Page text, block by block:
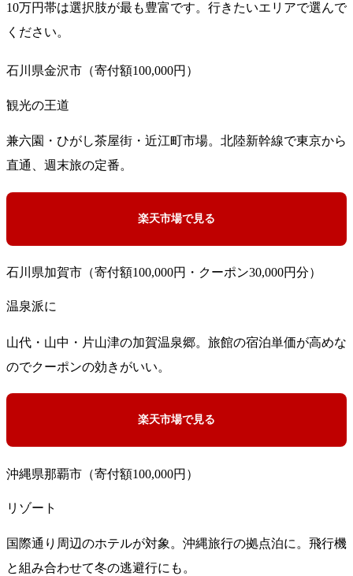
10万円帯は選択肢が最も豊富です。行きたいエリアで選んで
ください。
石川県金沢市（寄付額100,000円）
観光の王道
兼六園・ひがし茶屋街・近江町市場。北陸新幹線で東京から
直通、週末旅の定番。
楽天市場で見る
石川県加賀市（寄付額100,000円・クーポン30,000円分）
温泉派に
山代・山中・片山津の加賀温泉郷。旅館の宿泊単価が高めな
のでクーポンの効きがいい。
楽天市場で見る
沖縄県那覇市（寄付額100,000円）
リゾート
国際通り周辺のホテルが対象。沖縄旅行の拠点泊に。飛行機
と組み合わせて冬の逃避行にも。